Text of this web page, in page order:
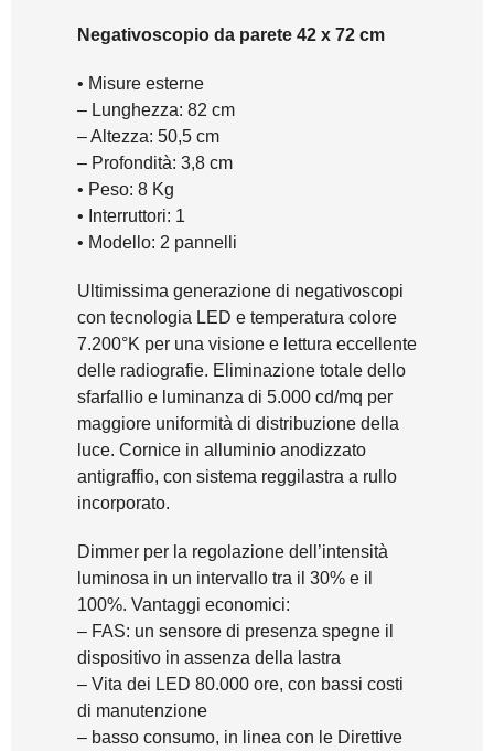
Negativoscopio da parete 42 x 72 cm
• Misure esterne
– Lunghezza: 82 cm
– Altezza: 50,5 cm
– Profondità: 3,8 cm
• Peso: 8 Kg
• Interruttori: 1
• Modello: 2 pannelli
Ultimissima generazione di negativoscopi
con tecnologia LED e temperatura colore
7.200°K per una visione e lettura eccellente
delle radiografie. Eliminazione totale dello
sfarfallio e luminanza di 5.000 cd/mq per
maggiore uniformità di distribuzione della
luce. Cornice in alluminio anodizzato
antigraffio, con sistema reggilastra a rullo
incorporato.
Dimmer per la regolazione dell’intensità
luminosa in un intervallo tra il 30% e il
100%. Vantaggi economici:
– FAS: un sensore di presenza spegne il
dispositivo in assenza della lastra
– Vita dei LED 80.000 ore, con bassi costi
di manutenzione
– basso consumo, in linea con le Direttive